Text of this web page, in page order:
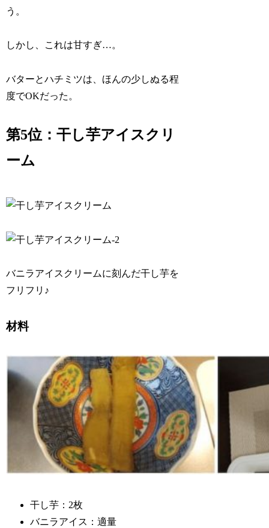
う。
しかし、これは甘すぎ…。
バターとハチミツは、ほんの少しぬる程
度でOKだった。
第5位：干し芋アイスクリ
ーム
バニラアイスクリームに刻んだ干し芋を
フリフリ♪
材料
干し芋：2枚
バニラアイス：適量